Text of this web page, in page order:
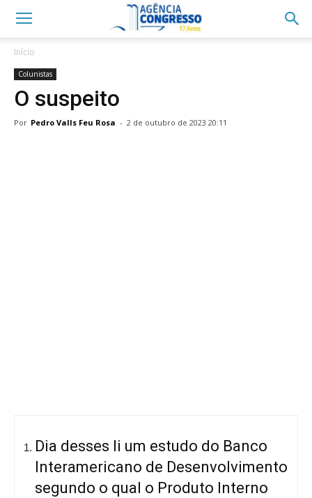
Início
Colunistas
O suspeito
Por Pedro Valls Feu Rosa - 2 de outubro de 2023 20:11
Dia desses li um estudo do Banco
Interamericano de Desenvolvimento
segundo o qual o Produto Interno